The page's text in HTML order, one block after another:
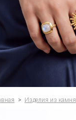
> Изделия из камня